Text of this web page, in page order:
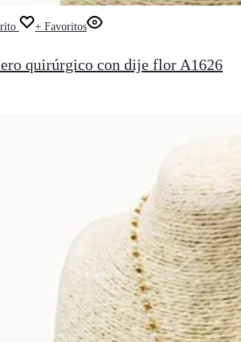
+ Favoritos
quirúrgico con dije flor A1626